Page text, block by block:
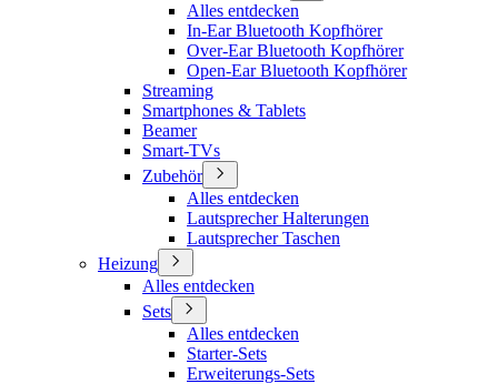
Alles entdecken
In-Ear Bluetooth Kopfhörer
Over-Ear Bluetooth Kopfhörer
Open-Ear Bluetooth Kopfhörer
Streaming
Smartphones & Tablets
Beamer
Smart-TVs
Zubehör
Alles entdecken
Lautsprecher Halterungen
Lautsprecher Taschen
Heizung
Alles entdecken
Sets
Alles entdecken
Starter-Sets
Erweiterungs-Sets